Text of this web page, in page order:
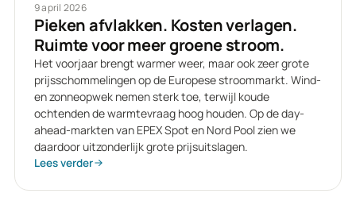
9 april 2026
Pieken afvlakken. Kosten verlagen.
Ruimte voor meer groene stroom.
Het voorjaar brengt warmer weer, maar ook zeer grote
prijsschommelingen op de Europese stroommarkt. Wind-
en zonneopwek nemen sterk toe, terwijl koude
ochtenden de warmtevraag hoog houden. Op de day-
ahead-markten van EPEX Spot en Nord Pool zien we
daardoor uitzonderlijk grote prijsuitslagen.
Lees verder